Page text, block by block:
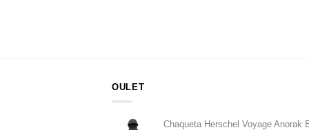
OULET
Chaqueta Herschel Voyage Anorak